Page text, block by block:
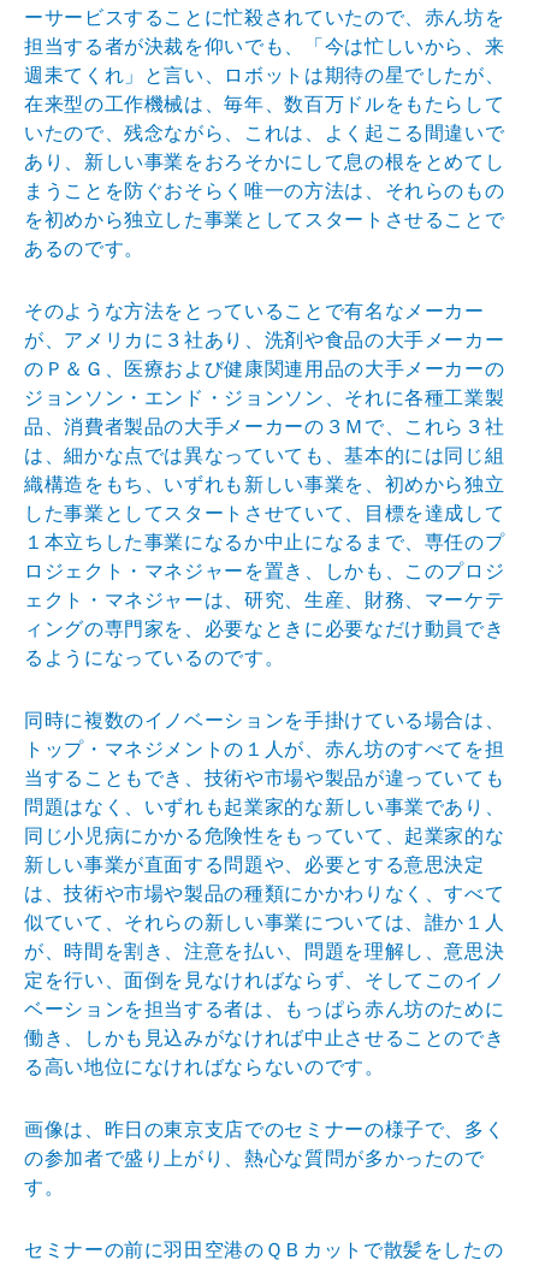
ーサービスす ることに忙殺されていたので、赤ん坊を
担当する者が決裁を仰いでも、「今は忙しいから、来
週耒てくれ」と言い、
ロボットは期待の星でしたが、
在来型の工作機械は、毎年 、数百万ドルをもたらして
いたので、残念ながら、これは
、よく起こる間違いで
あり、新しい事業をおろそかにして息の根をとめてし
まうことを防ぐおそらく唯一の方法は、 それらのもの
を初めから独立した事業としてスタートさせることで
あるのです。
そのような方法をとっていることで有名なメーカー
が、ア メリカに３社あり、洗剤や食品の大手メーカー
のＰ＆Ｇ、
医療および健康関連用品の大手メーカーの
ジョンソン・エンド・ジョンソン、それに各種工業製
品、消費者製品の大手メーカーの３Ｍで、これら３社
は、細かな点では異なっていても、基本的には同じ組
織構造をもち、いずれも新しい事業を、初めから独立
した事業としてスタートさせていて、目標を達成して
１本立ちした事業になるか中止になる まで、専任のプ
ロジェクト・マネジャーを置き、しかも、
このプロジ
ェクト・マネジャーは、研究、生産、財務、マーケテ
ィングの専門家を、必要なときに必要なだけ動員でき
るようになっているのです。
同時に複数のイノベーションを手掛けている場合は、
トップ・マネジメントの１人が、赤ん坊のすべてを担
当するこ ともでき、技術や市場や製品が違っていても
問題はなく、 いずれも起業家的な新しい事業であり、
同じ小児病にかかる危険性をもっていて、起業家的な
新しい事業が直面する 問題や、必要とする意思決定
は、技術や市場や製品の種類にかかわりなく、すべて
似ていて、それらの新しい事業については、誰か１人
が、時間を割き、注意を払い、問題を理解し、意思決
定を行い、面倒を見なければならず、そしてこのイノ
ベーションを担当する者は、もっぱら赤ん坊のために
働き、しかも見込みがなければ中止させることのでき
る高い地位になければならないのです。
画像は、昨日の東京支店でのセミナーの様子で、多く
の参加者で盛り上がり、熱心な質問が多かったので
す。
セミナーの前に羽田空港のＱＢカットで散髪をしたの